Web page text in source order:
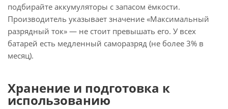
подбирайте аккумуляторы с запасом ёмкости.
Производитель указывает значение «Максимальный
разрядный ток» — не стоит превышать его. У всех
батарей есть медленный саморазряд (не более 3% в
месяц).
Хранение и подготовка к
использованию